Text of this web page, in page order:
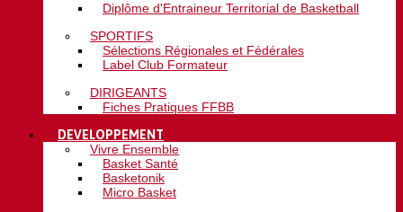
Diplôme d'Entraineur Territorial de Basketball
SPORTIFS
Sélections Régionales et Fédérales
Label Club Formateur
DIRIGEANTS
Fiches Pratiques FFBB
DEVELOPPEMENT
Vivre Ensemble
Basket Santé
Basketonik
Micro Basket